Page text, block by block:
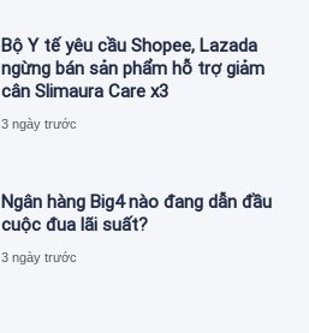
Bộ Y tế yêu cầu Shopee, Lazada
ngừng bán sản phẩm hỗ trợ giảm
cân Slimaura Care x3
3 ngày trước
Ngân hàng Big4 nào đang dẫn đầu
cuộc đua lãi suất?
3 ngày trước